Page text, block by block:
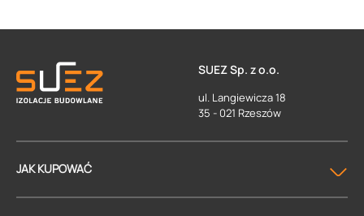
SUEZ Sp. z o.o.
ul. Langiewicza 18
35 - 021 Rzeszów
JAK KUPOWAĆ